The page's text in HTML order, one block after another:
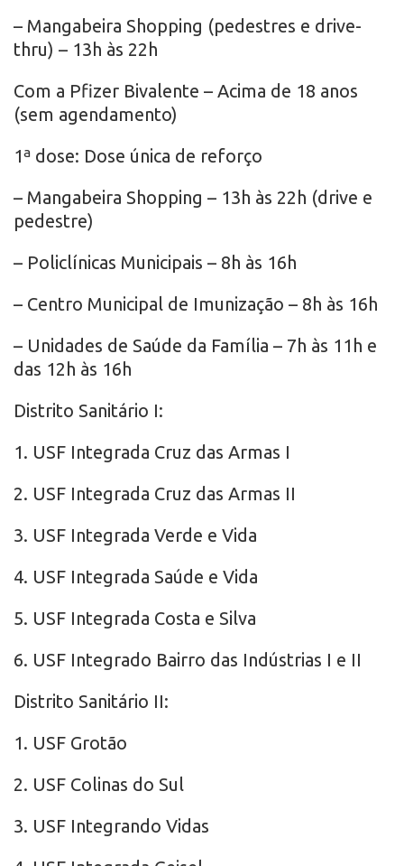
– Mangabeira Shopping (pedestres e drive-
thru) – 13h às 22h
Com a Pfizer Bivalente – Acima de 18 anos
(sem agendamento)
1ª dose: Dose única de reforço
– Mangabeira Shopping – 13h às 22h (drive e
pedestre)
– Policlínicas Municipais – 8h às 16h
– Centro Municipal de Imunização – 8h às 16h
– Unidades de Saúde da Família – 7h às 11h e
das 12h às 16h
Distrito Sanitário I:
1. USF Integrada Cruz das Armas I
2. USF Integrada Cruz das Armas II
3. USF Integrada Verde e Vida
4. USF Integrada Saúde e Vida
5. USF Integrada Costa e Silva
6. USF Integrado Bairro das Indústrias I e II
Distrito Sanitário II:
1. USF Grotão
2. USF Colinas do Sul
3. USF Integrando Vidas